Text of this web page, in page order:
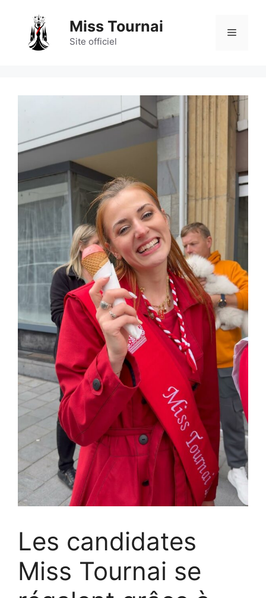
contenu
Miss Tournai
Site officiel
Menu
Les candidates
Miss Tournai se